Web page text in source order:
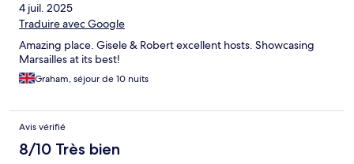
4 juil. 2025
Traduire avec Google
Amazing place. Gisele & Robert excellent hosts. Showcasing
Marsailles at its best!
Graham, séjour de 10 nuits
Avis vérifié
8/10 Très bien